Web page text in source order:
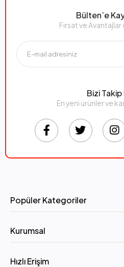
Bülten’e
Fırsat ve
Bizi Takip
En yeni ürünler ve
Popüler Kategoriler
Kurumsal
Hızlı Erişim